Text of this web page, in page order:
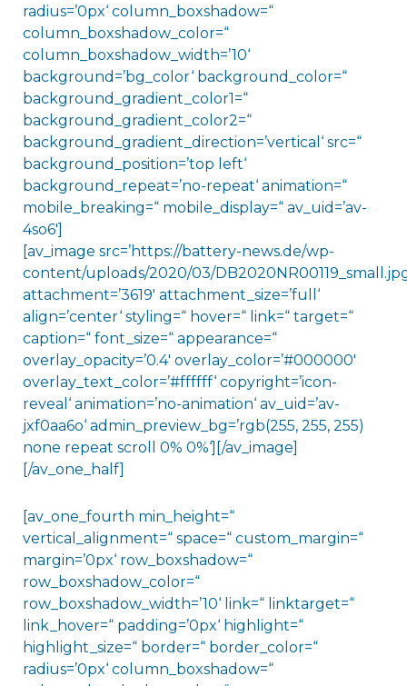
radius=’0px‘ column_boxshadow=“
column_boxshadow_color=“
column_boxshadow_width=’10‘
background=’bg_color‘ background_color=“
background_gradient_color1=“
background_gradient_color2=“
background_gradient_direction=’vertical‘ src=“
background_position=’top left‘
background_repeat=’no-repeat‘ animation=“
mobile_breaking=“ mobile_display=“ av_uid=’av-
4so6′]
[av_image src=’https://battery-news.de/wp-
content/uploads/2020/03/
attachment=’3619′ attachment_size=’full‘
align=’center‘ styling=“ hover=“ link=“ target=“
caption=“ font_size=“ appearance=“
overlay_opacity=’0.4′ overlay_color=’#000000′
overlay_text_color=’#ffffff‘ copyright=’icon-
reveal‘ animation=’no-animation‘ av_uid=’av-
jxf0aa6o‘ admin_preview_bg=’rgb(255, 255, 255)
none repeat scroll 0% 0%‘][/av_image]
[/av_one_half]
[av_one_fourth min_height=“
vertical_alignment=“ space=“ custom_margin=“
margin=’0px‘ row_boxshadow=“
row_boxshadow_color=“
row_boxshadow_width=’10‘ link=“ linktarget=“
link_hover=“ padding=’0px‘ highlight=“
highlight_size=“ border=“ border_color=“
radius=’0px‘ column_boxshadow=“